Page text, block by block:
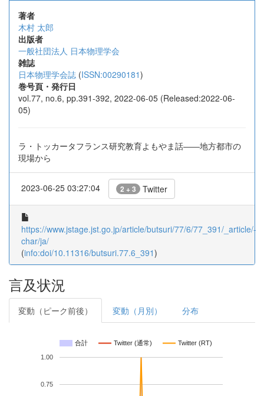
著者
木村 太郎
出版者
一般社団法人 日本物理学会
雑誌
日本物理学会誌 (ISSN:00290181)
巻号頁・発行日
vol.77, no.6, pp.391-392, 2022-06-05 (Released:2022-06-
05)
ラ・トッカータフランス研究教育よもやま話――地方都市の
現場から
2023-06-25 03:27:04 2 + 3 Twitter
https://www.jstage.jst.go.jp/article/butsuri/77/6/77_391/_article/-
char/ja/
(info:doi/10.11316/butsuri.77.6_391)
言及状況
変動（ピーク前後） 変動（月別） 分布
合計 Twitter (通常) Twitter (RT)
0.75
1.00